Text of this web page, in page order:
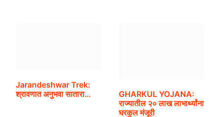
Jarandeshwar Trek:
श्रावणात अनुभवा सातारा…
GHARKUL YOJANA:
राज्यातील २० लाख लाभार्थ्यांना
घरकुल मंजूरी